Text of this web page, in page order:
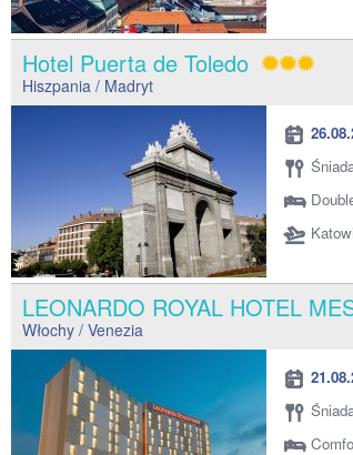
Hotel Puerta de Toledo
Hiszpania / Madryt
LEONARDO ROYAL HOTEL
Włochy / Venezia